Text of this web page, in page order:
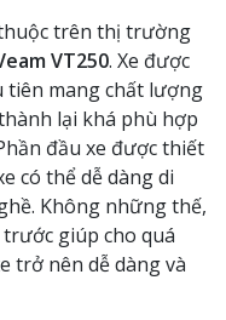
trên thị trường
VT250. Xe được
tiên mang chất lượng
lại khá phù hợp
đầu xe được thiết
có thể dễ dàng di
Không những thế,
giúp cho quá
trở nên dễ dàng và